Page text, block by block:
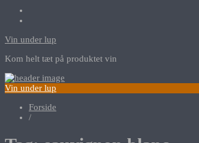
Vin under lup
Kom helt tæt på produktet vin
Vin under lup
Forside
/